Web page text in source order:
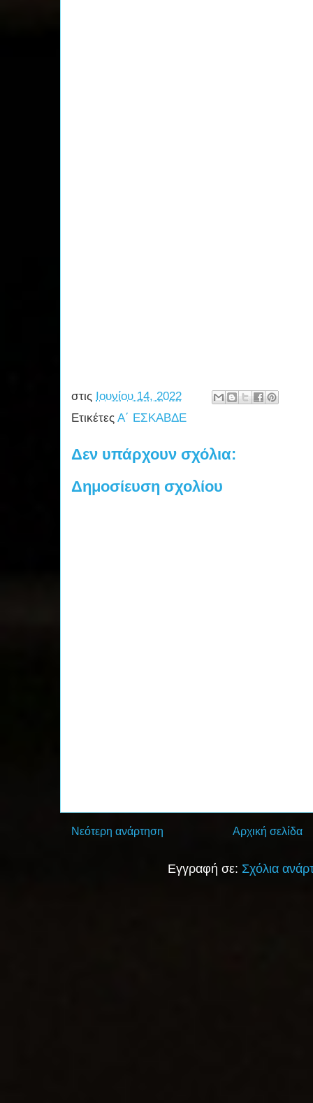
στις Ιουνίου 14, 2022
Ετικέτες Α΄ ΕΣΚΑΒΔΕ
Δεν υπάρχουν σχόλια:
Δημοσίευση σχολίου
Νεότερη ανάρτηση Αρχική σελίδα
Εγγραφή σε: Σχόλια